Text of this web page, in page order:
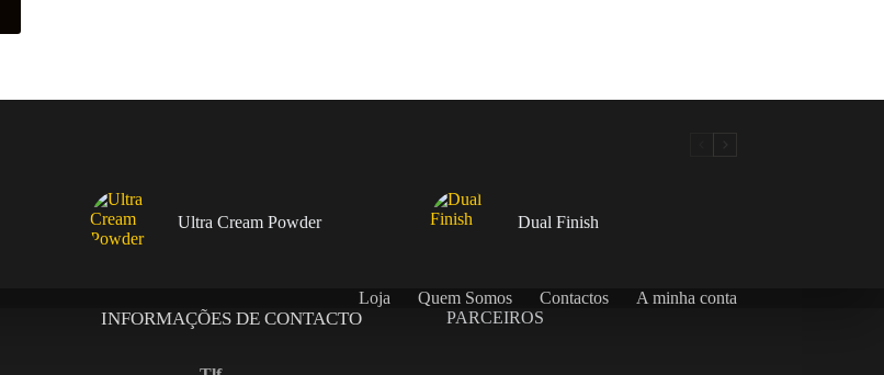
Ultra Cream Powder Dual Finish
Loja Quem Somos Contactos
A minha conta
INFORMAÇÕES DE CONTACTO PARCEIROS